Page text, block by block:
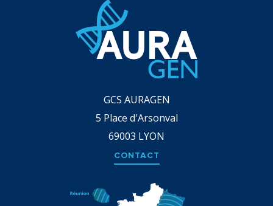
GCS AURAGEN
5 Place d'Arsonval
69003 LYON
CONTACT